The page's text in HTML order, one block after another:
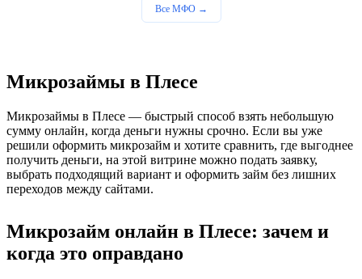
Все МФО →
Микрозаймы в Плесе
Микрозаймы в Плесе — быстрый способ взять небольшую
сумму онлайн, когда деньги нужны срочно. Если вы уже
решили оформить микрозайм и хотите сравнить, где выгоднее
получить деньги, на этой витрине можно подать заявку,
выбрать подходящий вариант и оформить займ без лишних
переходов между сайтами.
Микрозайм онлайн в Плесе: зачем и
когда это оправдано